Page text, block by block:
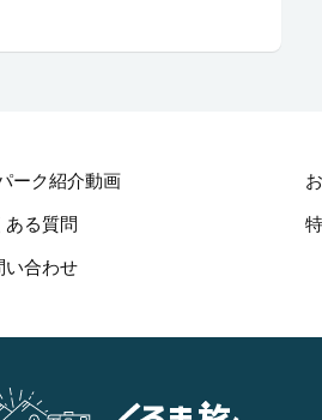
ーク紹介動画
ある質問
い合わせ